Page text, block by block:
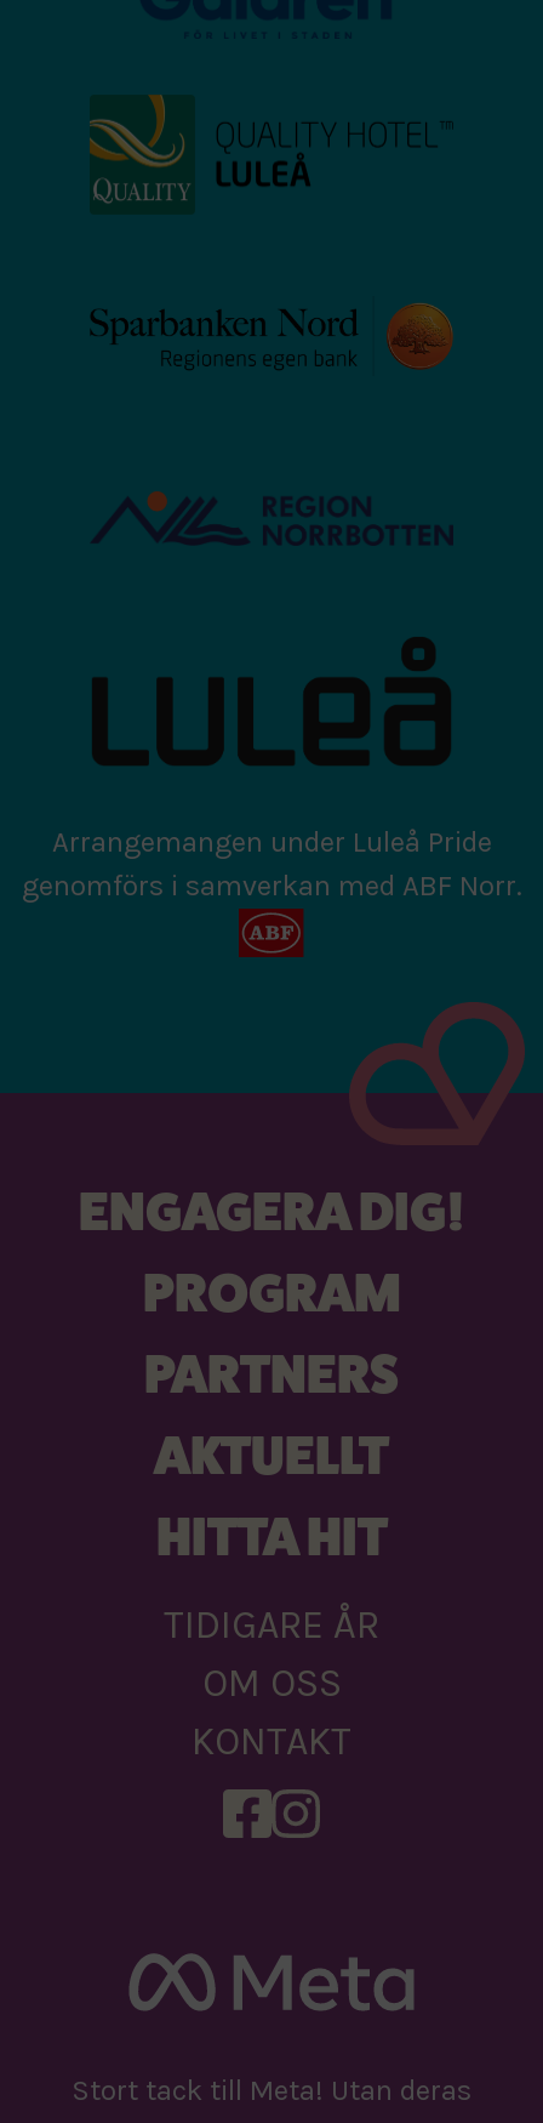
Arrangemangen under Luleå Pride
genomförs i samverkan med ABF Norr.
ENGAGERA DIG!
PROGRAM
PARTNERS
AKTUELLT
HITTA HIT
TIDIGARE ÅR
OM OSS
KONTAKT
Stort tack till Meta! Utan deras